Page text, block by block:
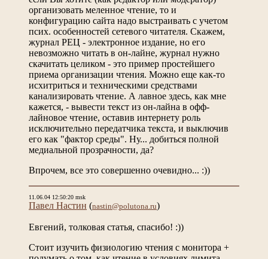
организовать меленное чтение, то и
конфигурацию сайта надо выстраивать с учетом
псих. особенностей сетевого читателя. Скажем,
журнал РЕЦ - электронное издание, но его
невозможно читать в он-лайне, журнал нужно
скачитать целиком - это пример простейшего
приема организации чтения. Можно еще как-то
исхитриться и техническими средствами
канализировать чтение. А лавное здесь, как мне
кажется, - вывести текст из он-лайна в офф-
лайновое чтение, оставив интернету роль
исключительно передатчика текста, и выключив
его как "фактор среды". Ну... добиться полной
медиальной прозрачности, да?
Впрочем, все это совершенно очевидно... :))
11.06.04 12:50:20 msk
Павел Настин (nastin@polutona.ru)
Евгений, толковая статья, спасибо! :))
Стоит изучить физиологию чтения с монитора +